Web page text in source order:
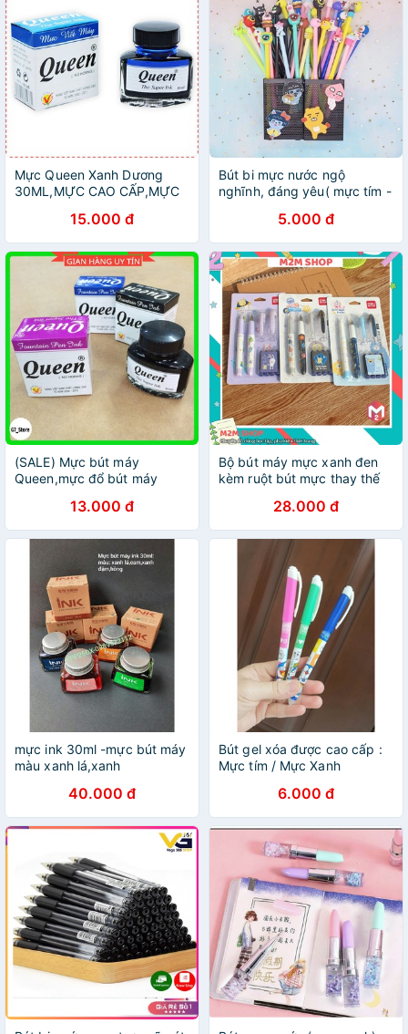
Mực Queen Xanh Dương
30ML,MỰC CAO CẤP,MỰC
15.000 đ
Bút bi mực nước ngộ
nghĩnh, đáng yêu( mực tím -
5.000 đ
(SALE) Mực bút máy
Queen,mực đổ bút máy
13.000 đ
Bộ bút máy mực xanh đen
kèm ruột bút mực thay thế
28.000 đ
mực ink 30ml -mực bút máy
màu xanh lá,xanh
40.000 đ
Bút gel xóa được cao cấp :
Mực tím / Mực Xanh
6.000 đ